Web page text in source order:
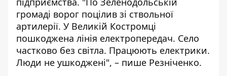
громаді ворог поцілив зі ствольної
артилерії. У Великій Костромці
пошкоджена лінія електропередач. Село
частково без світла. Працюють електрики.
Люди не ушкоджені", – пише Резніченко.